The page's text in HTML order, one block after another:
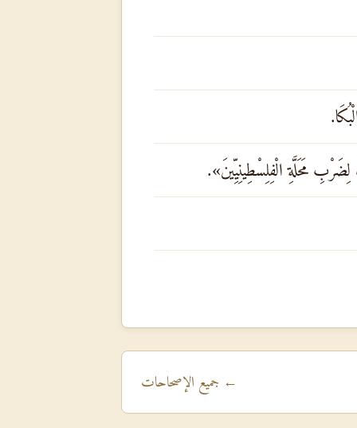
مَحَلَّةِ الْفِلِسْطِينِيِّينَ».
← جميع الإصحاحات